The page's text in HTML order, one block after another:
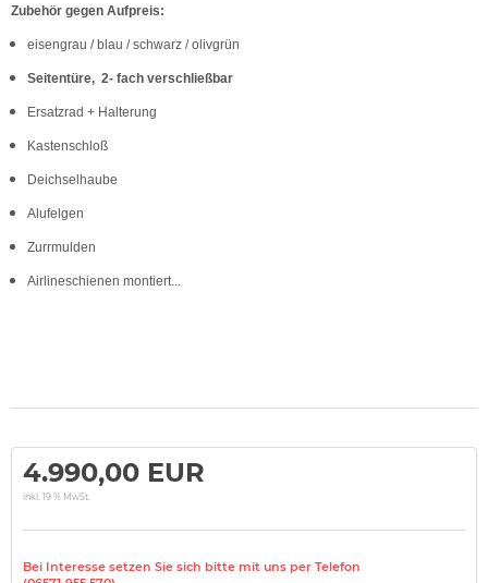
Zubehör gegen Aufpreis:
eisengrau / blau / schwarz / olivgrün
Seitentüre, 2- fach verschließbar
Ersatzrad + Halterung
Kastenschloß
Deichselhaube
Alufelgen
Zurrmulden
Airlineschienen montiert...
4.990,00 EUR
inkl. 19 % MwSt.
Bei Interesse setzen Sie sich bitte mit uns per Telefon